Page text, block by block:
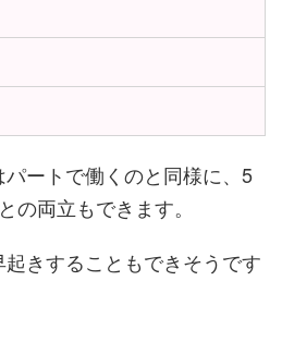
ートで働くのと同様に、5
の両立もできます。
きすることもできそうです